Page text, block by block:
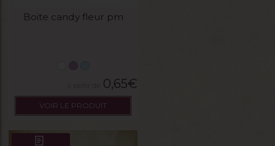
Boite candy fleur pm
0,65€
VOIR LE PRODUIT